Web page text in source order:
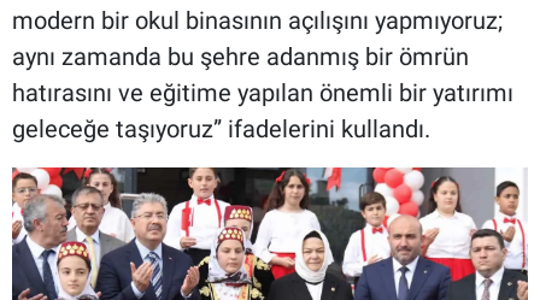
modern bir okul binasının açılışını yapmıyoruz;
aynı zamanda bu şehre adanmış bir ömrün
hatırasını ve eğitime yapılan önemli bir yatırımı
geleceğe taşıyoruz” ifadelerini kullandı.